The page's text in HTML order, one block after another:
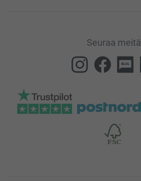
Seuraa meitä